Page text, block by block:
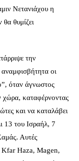
Νετανιάχου η
θυμίζει
την
οι
όταν άγνωστος
χώρα, καταφέρνοντας
και να καταλάβει
13 του Ισραήλ, 7
Αυτές
Kfar Haza, Magen,